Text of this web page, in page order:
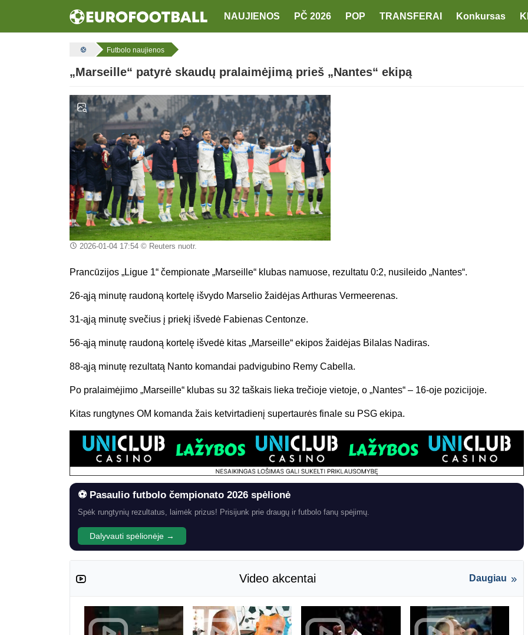
NAUJIENOS PČ 2026 POP TRANSFERAI Konkursas
Futbolo naujienos
„Marseille“ patyrė skaudų pralaimėjimą prieš „Nantes“ ekipą
2026-01-04 17:54© Reuters nuotr.
Prancūzijos „Ligue 1“ čempionate „Marseille“ klubas namuose, rezultatu 0:2, nusileido „Nantes“.
26-ąją minutę raudoną kortelę išvydo Marselio žaidėjas Arthuras Vermeerenas.
31-ąją minutę svečius į priekį išvedė Fabienas Centonze.
56-ąją minutę raudoną kortelę išvedė kitas „Marseille“ ekipos žaidėjas Bilalas Nadiras.
88-ąją minutę rezultatą Nanto komandai padvigubino Remy Cabella.
Po pralaimėjimo „Marseille“ klubas su 32 taškais lieka trečioje vietoje, o „Nantes“ – 16-oje pozicijoje.
Kitas rungtynes OM komanda žais ketvirtadienį supertaurės finale su PSG ekipa.
⚽ Pasaulio futbolo čempionato 2026 spėlionė
Spėk rungtynių rezultatus, laimėk prizus! Prisijunk prie draugų ir futbolo fanų spėjimų.
Dalyvauti spėlionėje →
Video akcentai Daugiau